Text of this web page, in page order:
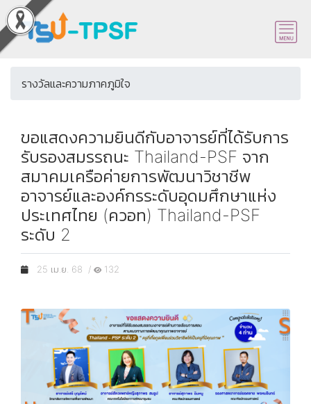
รางวัลและความภาคภูมิใจ
ขอแสดงความยินดีกับอาจารย์ที่ได้รับการ
รับรองสมรรถนะ Thailand-PSF จาก
สมาคมเครือค่ายการพัฒนาวิชาชีพ
อาจารย์และองค์กรระดับอุดมศึกษาแห่ง
ประเทศไทย (ควอท) Thailand-PSF
ระดับ 2
25 เม.ย. 68 / 132